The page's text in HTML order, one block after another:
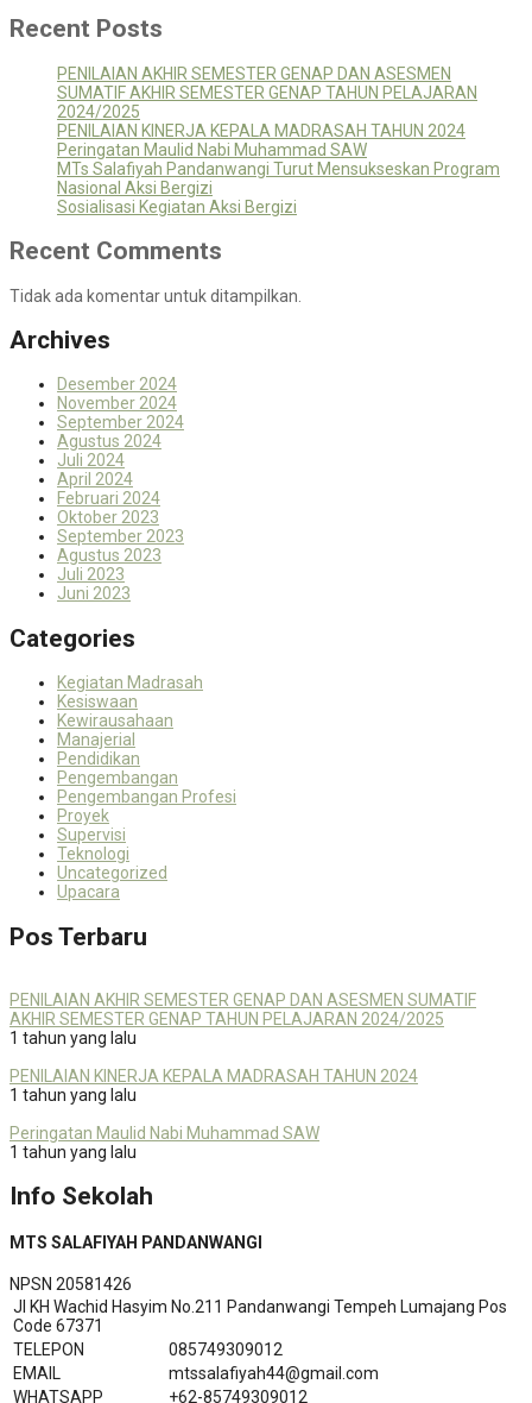
Recent Posts
PENILAIAN AKHIR SEMESTER GENAP DAN ASESMEN
SUMATIF AKHIR SEMESTER GENAP TAHUN PELAJARAN
2024/2025
PENILAIAN KINERJA KEPALA MADRASAH TAHUN 2024
Peringatan Maulid Nabi Muhammad SAW
MTs Salafiyah Pandanwangi Turut Mensukseskan Program
Nasional Aksi Bergizi
Sosialisasi Kegiatan Aksi Bergizi
Recent Comments
Tidak ada komentar untuk ditampilkan.
Archives
Desember 2024
November 2024
September 2024
Agustus 2024
Juli 2024
April 2024
Februari 2024
Oktober 2023
September 2023
Agustus 2023
Juli 2023
Juni 2023
Categories
Kegiatan Madrasah
Kesiswaan
Kewirausahaan
Manajerial
Pendidikan
Pengembangan
Pengembangan Profesi
Proyek
Supervisi
Teknologi
Uncategorized
Upacara
Pos Terbaru
PENILAIAN AKHIR SEMESTER GENAP DAN ASESMEN SUMATIF
AKHIR SEMESTER GENAP TAHUN PELAJARAN 2024/2025
1 tahun yang lalu
PENILAIAN KINERJA KEPALA MADRASAH TAHUN 2024
1 tahun yang lalu
Peringatan Maulid Nabi Muhammad SAW
1 tahun yang lalu
Info Sekolah
MTS SALAFIYAH PANDANWANGI
NPSN 20581426
Jl KH Wachid Hasyim No.211 Pandanwangi Tempeh Lumajang Pos
Code 67371
TELEPON
085749309012
EMAIL
mtssalafiyah44@gmail.com
WHATSAPP
+62-85749309012